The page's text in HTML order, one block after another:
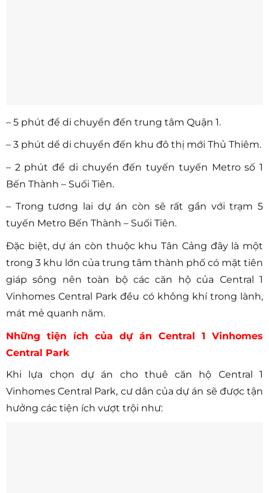
– 5 phút để di chuyển đến trung tâm Quận 1.
– 3 phút dể di chuyển đến khu đô thị mới Thủ Thiêm.
– 2 phút để di chuyển đến tuyến tuyến Metro số 1
Bến Thành – Suối Tiên.
– Trong tương lai dự án còn sẽ rất gần với trạm 5
tuyến Metro Bến Thành – Suối Tiên.
Đặc biệt, dự án còn thuộc khu Tân Cảng đây là một
trong 3 khu lớn của trung tâm thành phố có mặt tiên
giáp sông nên toàn bộ các căn hộ của Central 1
Vinhomes Central Park đều có không khí trong lành,
mát mẻ quanh năm.
Những tiện ích của dự án Central 1 Vinhomes
Central Park
Khi lựa chọn dự án cho thuê căn hộ Central 1
Vinhomes Central Park, cư dân của dự án sẽ được tận
hưởng các tiện ích vượt trội như: